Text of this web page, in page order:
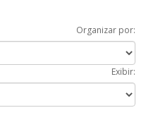
Organizar por:
Exibir: